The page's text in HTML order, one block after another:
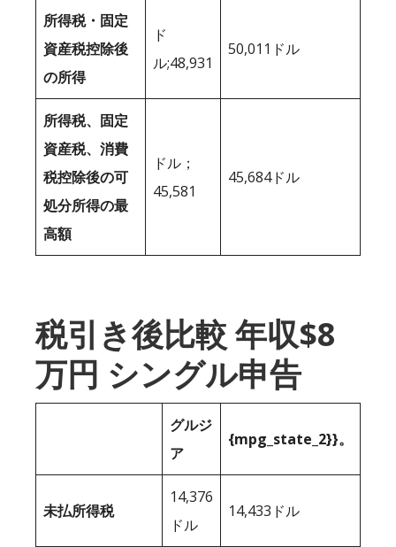
所得税・固定
資産税控除後
の所得
ド
ル;48,931
50,011ドル
所得税、固定
資産税、消費
税控除後の可
処分所得の最
高額
ドル；
45,581
45,684ドル
税引き後比較 年収$8
万円 シングル申告
グルジ
ア
{mpg_state_2}}。
未払所得税
14,376
ドル
14,433ドル